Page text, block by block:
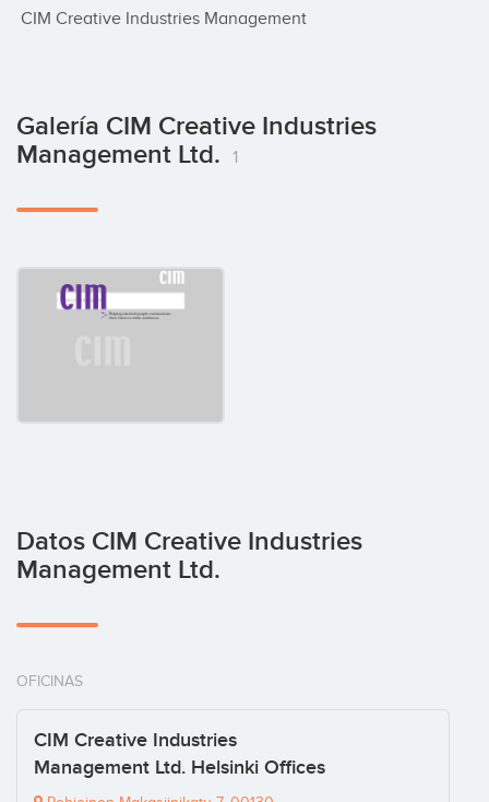
CIM Creative Industries Management
Galería CIM Creative Industries
Management Ltd.
1
Datos CIM Creative Industries
Management Ltd.
OFICINAS
CIM Creative Industries
Management Ltd. Helsinki Offices